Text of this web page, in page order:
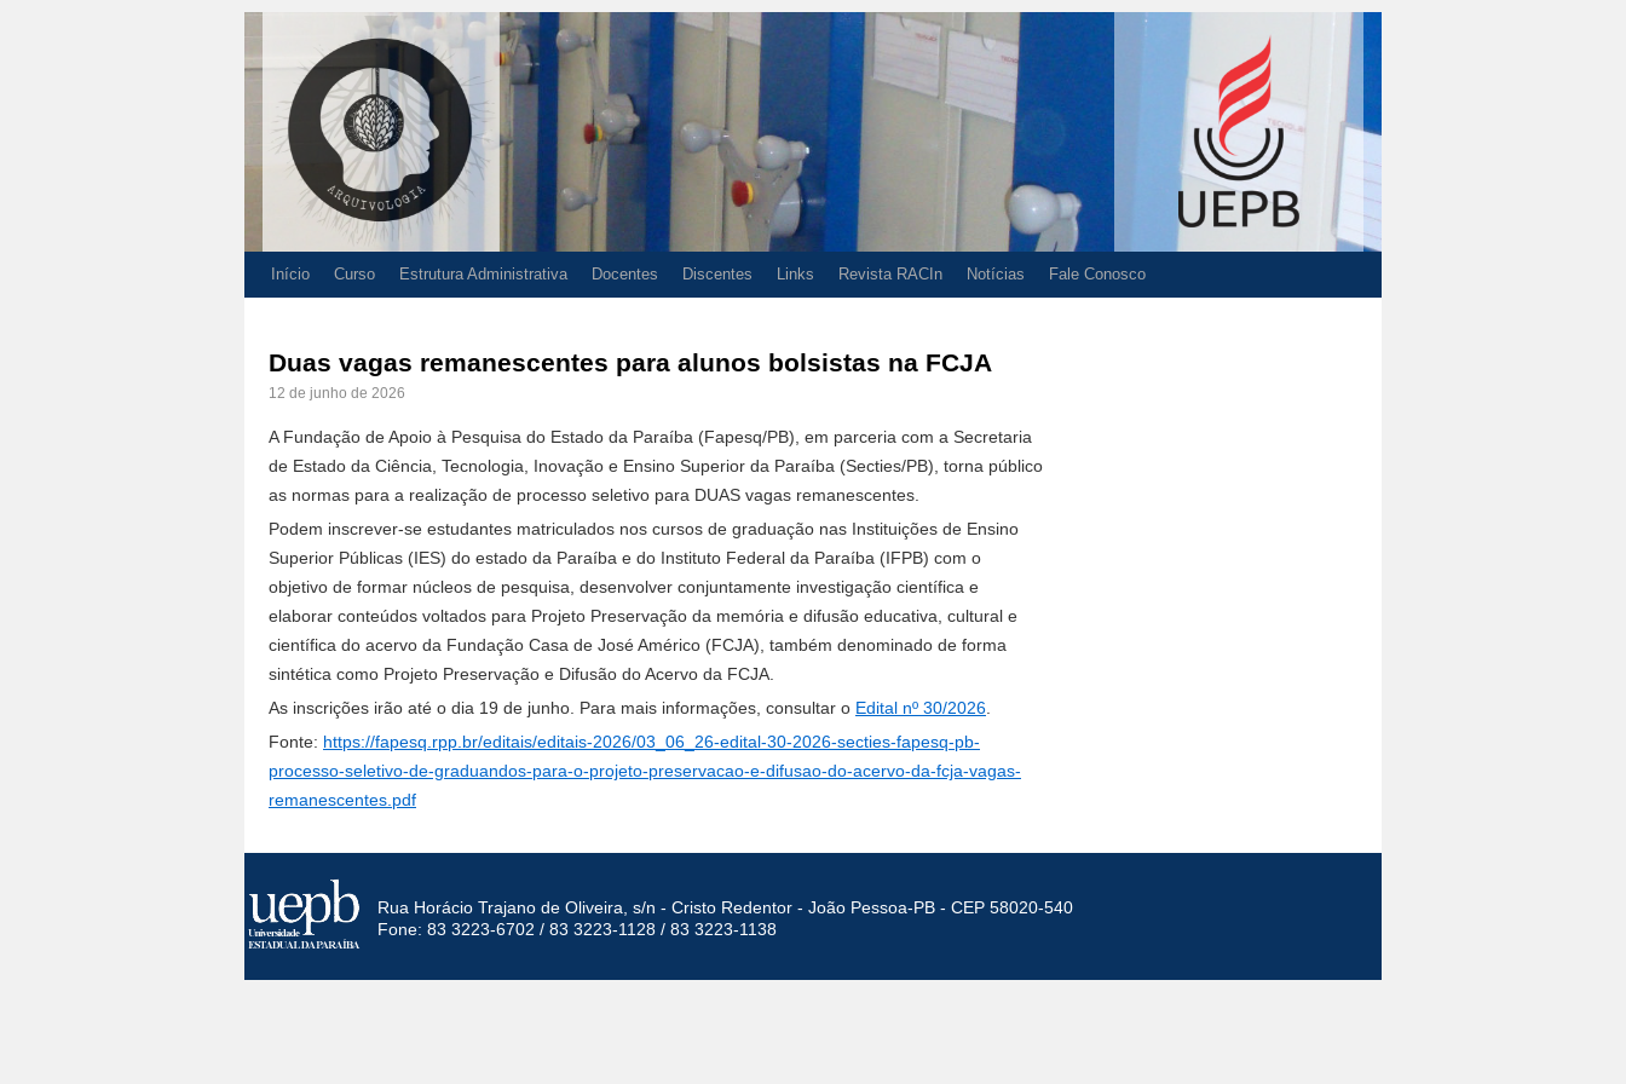
Início Curso Estrutura Administrativa Docentes Discentes Links Revista RACIn Notícias Fale Conosco
Duas vagas remanescentes para alunos bolsistas na FCJA
12 de junho de 2026
A Fundação de Apoio à Pesquisa do Estado da Paraíba (Fapesq/PB), em parceria com a Secretaria
de Estado da Ciência, Tecnologia, Inovação e Ensino Superior da Paraíba (Secties/PB), torna público
as normas para a realização de processo seletivo para DUAS vagas remanescentes.
Podem inscrever-se estudantes matriculados nos cursos de graduação nas Instituições de Ensino
Superior Públicas (IES) do estado da Paraíba e do Instituto Federal da Paraíba (IFPB) com o
objetivo de formar núcleos de pesquisa, desenvolver conjuntamente investigação científica e
elaborar conteúdos voltados para Projeto Preservação da memória e difusão educativa, cultural e
científica do acervo da Fundação Casa de José Américo (FCJA), também denominado de forma
sintética como Projeto Preservação e Difusão do Acervo da FCJA.
As inscrições irão até o dia 19 de junho. Para mais informações, consultar o Edital nº 30/2026
Fonte: https://fapesq.rpp.br/editais/editais-2026/03_06_26-edital-30-2026-secties-fapesq-pb-
processo-seletivo-de-graduandos-para-o-projeto-preservacao-e-difusao-do-acervo-da-fcja-vagas-
remanescentes.pdf
Rua Horácio Trajano de Oliveira, s/n - Cristo Redentor - João Pessoa-PB - CEP 58020-540
Fone: 83 3223-6702 / 83 3223-1128 / 83 3223-1138